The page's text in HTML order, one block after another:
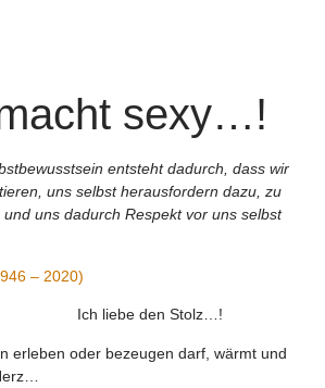
sexy…!
entsteht dadurch, dass wir
uns selbst herausfordern dazu, zu
uns dadurch Respekt vor uns selbst
– 2020)
den Stolz…!
erleben oder bezeugen darf, wärmt und